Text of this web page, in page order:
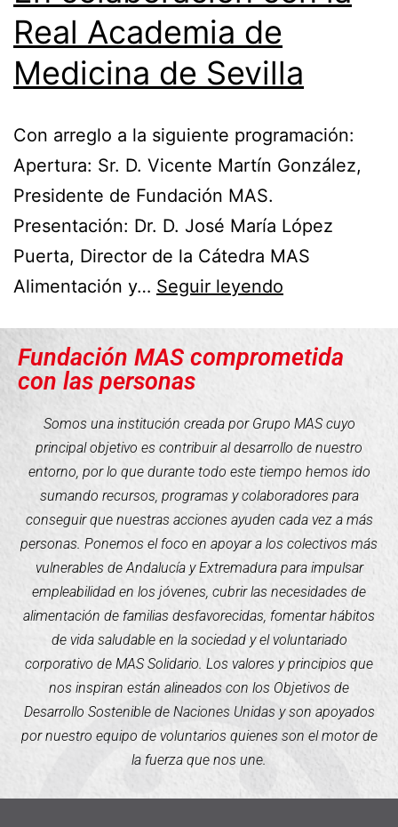
Real Academia de
Medicina de Sevilla
Con arreglo a la siguiente programación:
Apertura: Sr. D. Vicente Martín González,
Presidente de Fundación MAS.
Presentación: Dr. D. José María López
Puerta, Director de la Cátedra MAS
Alimentación y… Seguir leyendo
Fundación MAS comprometida
con las personas
Somos una institución creada por Grupo MAS cuyo
principal objetivo es contribuir al desarrollo de nuestro
entorno, por lo que durante todo este tiempo hemos ido
sumando recursos, programas y colaboradores para
conseguir que nuestras acciones ayuden cada vez a más
personas. Ponemos el foco en apoyar a los colectivos más
vulnerables de Andalucía y Extremadura para impulsar
empleabilidad en los jóvenes, cubrir las necesidades de
alimentación de familias desfavorecidas, fomentar hábitos
de vida saludable en la sociedad y el voluntariado
corporativo de MAS Solidario. Los valores y principios que
nos inspiran están alineados con los Objetivos de
Desarrollo Sostenible de Naciones Unidas y son apoyados
por nuestro equipo de voluntarios quienes son el motor de
la fuerza que nos une.